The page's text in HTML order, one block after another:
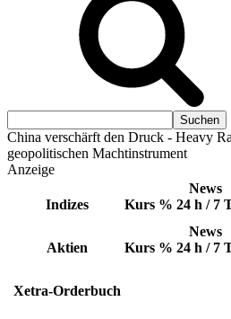
China verschärft den Druck - Heavy
geopolitischen Machtinstrument
Anzeige
Indizes Kurs %
News
24 h / 7
Aktien Kurs %
News
24 h / 7
Xetra-Orderbuch